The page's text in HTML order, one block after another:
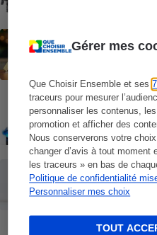
Gérer mes
Que Choisir Ensemble et ses
traceurs pour mesurer
personnaliser les contenus,
promotion et afficher des
Nous conserverons votre
changer d’avis à tout moment
les traceurs » en bas de
Politique de confidentialité
Personnaliser mes choix
TOUT
Prix de
COMPARATEUR
Faites
d’énergie
ACTUALITÉ
Gaz et
à